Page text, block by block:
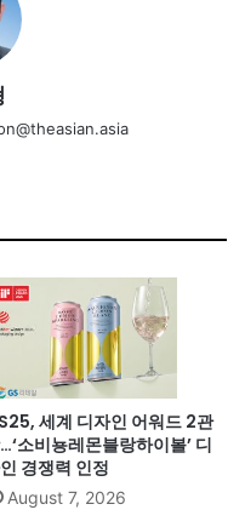
세계 디자인 어워드 2관
소비뇽레몬블랑하이볼’ 디
경쟁력 인정
August 7, 2026